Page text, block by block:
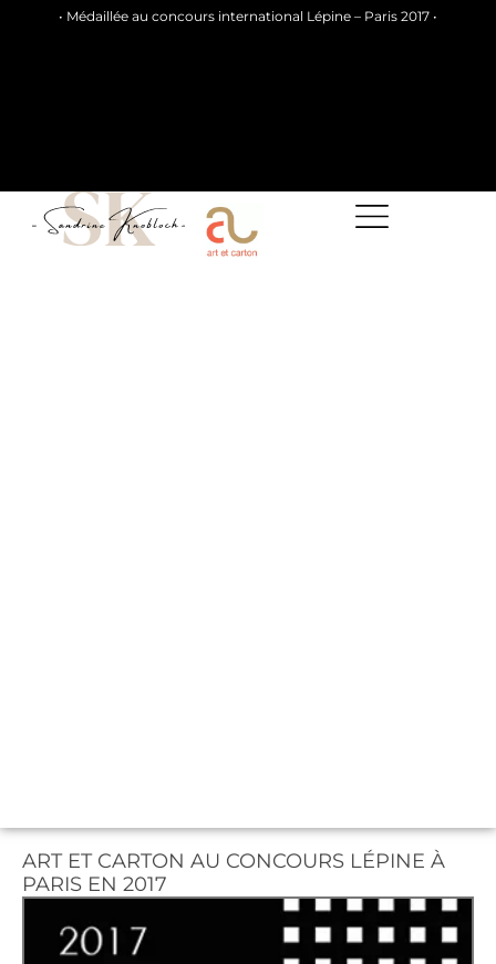
• Médaillée au concours international Lépine – Paris 2017 •
ART ET CARTON AU CONCOURS LÉPINE À
PARIS EN 2017